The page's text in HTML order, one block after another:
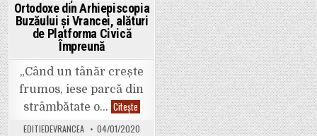
Ortodoxe din Arhiepiscopia
Buzăului și Vrancei, alături
de Platforma Civică
Împreună
„Când un tânăr crește
frumos, iese parcă din
strâmbătate o… CiteșteEvenimente
culturale
în
EDITIEDEVRANCEA 04/01/2020
de
ani
și-
a
lovit
fratele
cu
cuțitul
în
spate.
Fratele
agresat
se
zbate